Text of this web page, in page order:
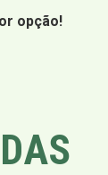
opção!